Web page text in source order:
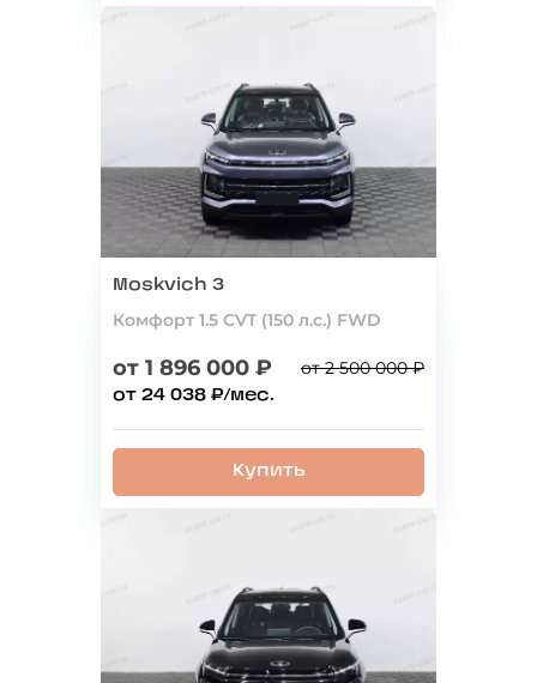
Moskvich 3
Комфорт 1.5 CVT (150 л.с.) FWD
от 1 896 000 ₽ от 2 500 000 ₽
от 24 038 ₽/мес.
Купить